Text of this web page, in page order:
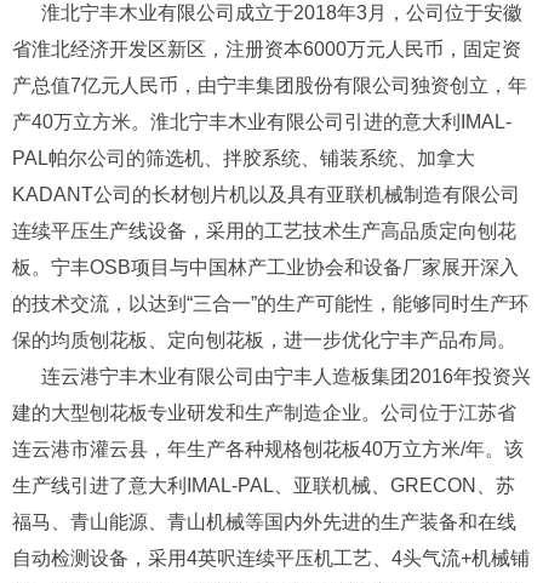
淮北宁丰木业有限公司成立于2018年3月，公司位于安徽
省淮北经济开发区新区，注册资本6000万元人民币，固定资
产总值7亿元人民币，由宁丰集团股份有限公司独资创立，年
产40万立方米。淮北宁丰木业有限公司引进的意大利IMAL-
PAL帕尔公司的筛选机、拌胶系统、铺装系统、加拿大
KADANT公司的长材刨片机以及具有亚联机械制造有限公司
连续平压生产线设备，采用的工艺技术生产高品质定向刨花
板。宁丰OSB项目与中国林产工业协会和设备厂家展开深入
的技术交流，以达到“三合一”的生产可能性，能够同时生产环
保的均质刨花板、定向刨花板，进一步优化宁丰产品布局。
连云港宁丰木业有限公司由宁丰人造板集团2016年投资兴
建的大型刨花板专业研发和生产制造企业。公司位于江苏省
连云港市灌云县，年生产各种规格刨花板40万立方米/年。该
生产线引进了意大利IMAL-PAL、亚联机械、GRECON、苏
福马、青山能源、青山机械等国内外先进的生产装备和在线
自动检测设备，采用4英呎连续平压机工艺、4头气流+机械铺